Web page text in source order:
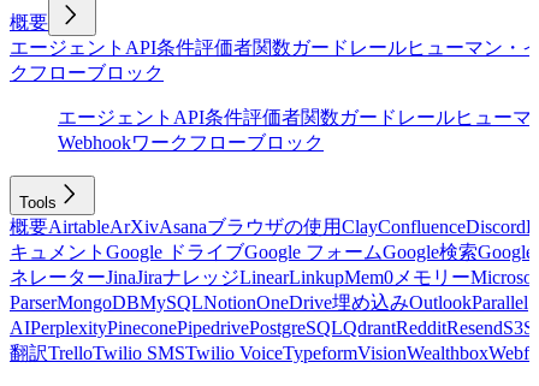
概要
エージェント API条件評価者関数ガードレールヒューマン・
クフローブロック
エージェント API条件評価者関数ガードレールヒュー
Webhookワークフローブロック
Tools
概要AirtableArXivAsanaブラウザの使用ClayConfluenceDiscord
キュメント Google ドライブGoogle フォームGoogle検索
ネレーターJinaJiraナレッジLinearLinkupMem0 メモリー
ParserMongoDBMySQLNotionOneDrive埋め込みOutlookParallel
AIPerplexityPineconePipedrivePostgreSQLQdrantRedditResendS3
翻訳TrelloTwilio SMSTwilio VoiceTypeformVisionWealthbox